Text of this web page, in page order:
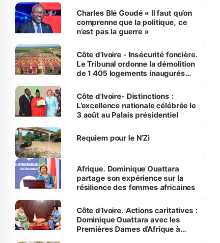
Charles Blé Goudé « Il faut qu’on
comprenne que la politique, ce
n’est pas la guerre »
Côte d’Ivoire - Insécurité foncière.
Le Tribunal ordonne la démolition
de 1 405 logements inaugurés
Bassam
Côte d'Ivoire- Distinctions :
L’excellence nationale célébrée le
3 août au Palais présidentiel
Requiem pour le N’Zi
Afrique. Dominique Ouattara
partage son expérience sur la
résilience des femmes africaines
Côte d’Ivoire. Actions caritatives :
Dominique Ouattara avec les
Premières Dames d’Afrique à